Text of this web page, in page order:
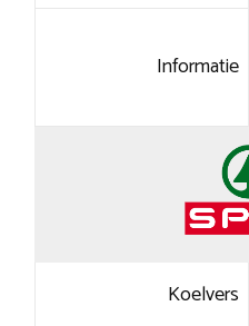
Informatie
Koelvers